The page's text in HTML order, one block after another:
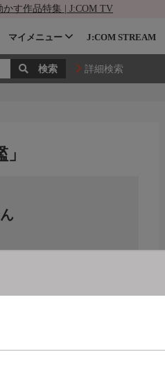
かす作品特集 | J:COM TV
マイメニュー J:COM STREAM
詳細検索